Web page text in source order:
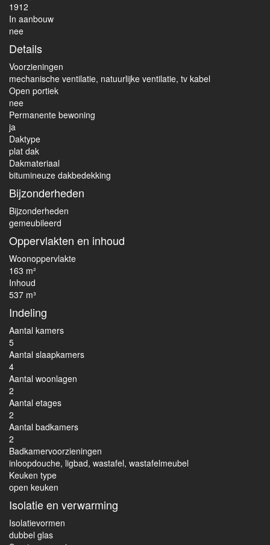
1912
In aanbouw
nee
Details
Voorzieningen
mechanische ventilatie, natuurlijke ventilatie, tv kabel
Open portiek
nee
Permanente bewoning
ja
Daktype
plat dak
Dakmateriaal
bitumineuze dakbedekking
Bijzonderheden
Bijzonderheden
gemeubileerd
Oppervlakten en inhoud
Woonoppervlakte
163 m²
Inhoud
537 m³
Indeling
Aantal kamers
5
Aantal slaapkamers
4
Aantal woonlagen
2
Aantal etages
2
Aantal badkamers
2
Badkamervoorzieningen
inloopdouche, ligbad, wastafel, wastafelmeubel
Keuken type
open keuken
Isolatie en verwarming
Isolatievormen
dubbel glas